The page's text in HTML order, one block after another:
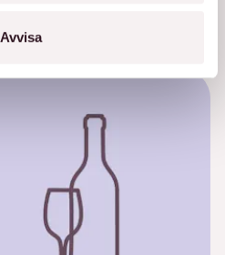
Avvisa